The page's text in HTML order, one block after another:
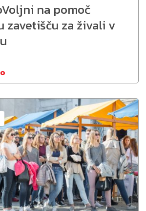
na pomoč
zavetišču za živali v